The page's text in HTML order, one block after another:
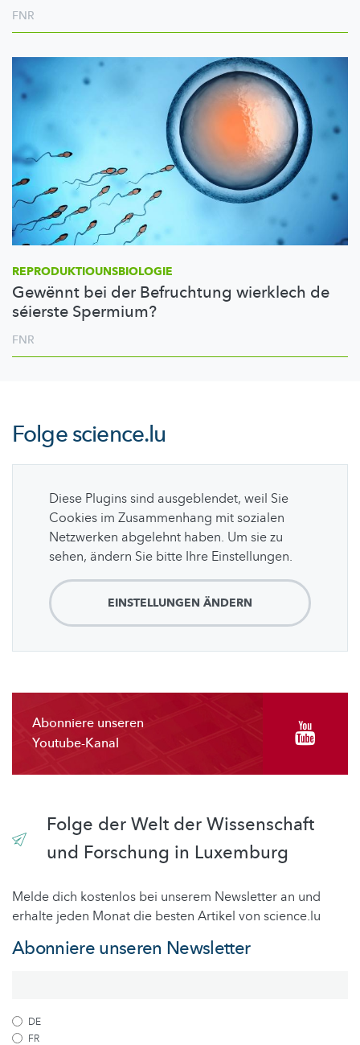
FNR
REPRODUKTIOUNSBIOLOGIE
Gewënnt bei der Befruchtung wierklech de
séierste Spermium?
FNR
Folgescience.lu
Diese Plugins sind ausgeblendet, weil Sie
Cookies im Zusammenhang mit sozialen
Netzwerken abgelehnt haben. Um sie zu
sehen, ändern Sie bitte Ihre Einstellungen.
EINSTELLUNGEN ÄNDERN
Abonniere unseren
Youtube-Kanal
Folge der Welt der Wissenschaft
und Forschung in Luxemburg
Melde dich kostenlos bei unserem Newsletter an und
erhalte jeden Monat die besten Artikel von science.lu
Abonniere unseren Newsletter
DE
FR